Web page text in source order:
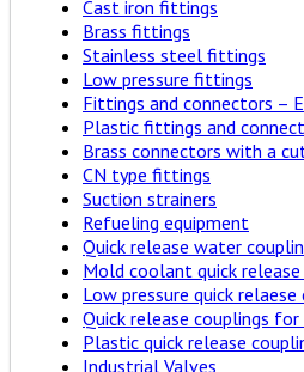
Cast iron fittings
Brass fittings
Stainless steel fittings
Low pressure fittings
Fittings and connectors –
Plastic fittings and
Brass connectors with a
CN type fittings
Suction strainers
Refueling equipment
Quick release water
Mold coolant quick release
Low pressure quick relaese
Quick release couplings
Plastic quick release
Industrial Valves